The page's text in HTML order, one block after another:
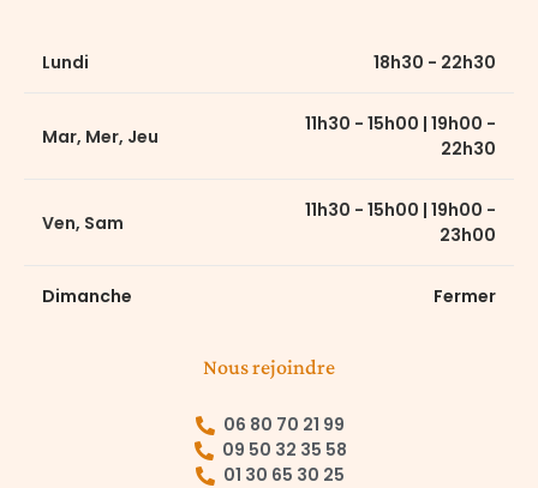
Lundi 18h30 - 22h30
Mar, Mer, Jeu
11h30 - 15h00 | 19h00 -
22h30
Ven, Sam
11h30 - 15h00 | 19h00 -
23h00
Dimanche Fermer
Nous rejoindre
06 80 70 21 99
09 50 32 35 58
01 30 65 30 25